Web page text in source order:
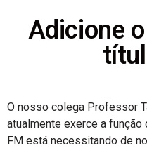
Adicione
O nosso colega Professor
atualmente exerce a
FM está necessitando de